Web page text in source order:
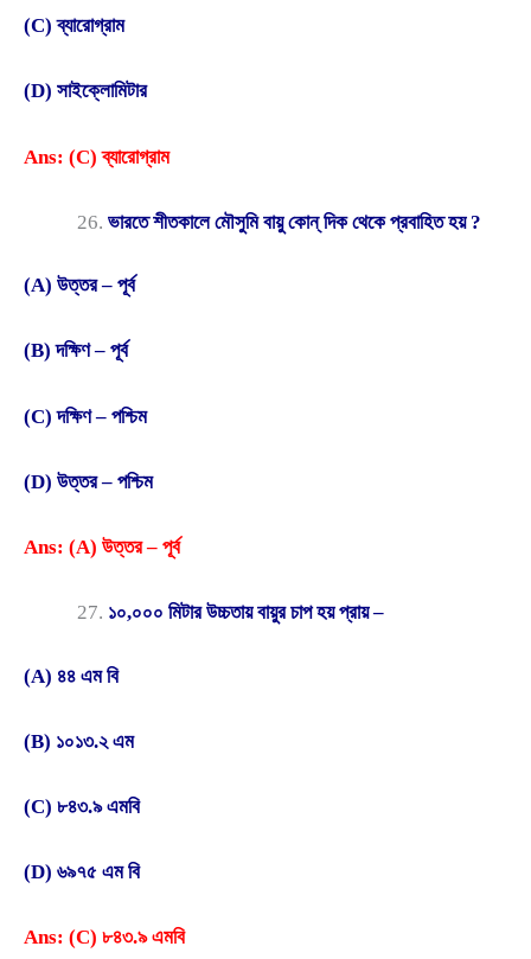
(C) ব্যারোগ্রাম
(D) সাইক্লোমিটার
Ans: (C) ব্যারোগ্রাম
ভারতে শীতকালে মৌসুমি বায়ু কোন্ দিক থেকে প্রবাহিত হয় ?
(A) উত্তর – পূর্ব
(B) দক্ষিণ – পূর্ব
(C) দক্ষিণ – পশ্চিম
(D) উত্তর – পশ্চিম
Ans: (A) উত্তর – পূর্ব
১০,০০০ মিটার উচ্চতায় বায়ুর চাপ হয় প্রায় –
(A) ৪৪ এম বি
(B) ১০১৩.২ এম
(C) ৮৪৩.৯ এমবি
(D) ৬৯৭৫ এম বি
Ans: (C) ৮৪৩.৯ এমবি